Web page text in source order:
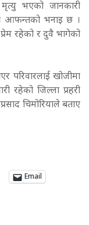
भएको जानकारी
आफन्तको भनाइ छ ।
रहेको र दुवै भागेको
परिवारलाई खोजीमा
रहेको जिल्ला प्रहरी
चिमोरियाले बताए
Email